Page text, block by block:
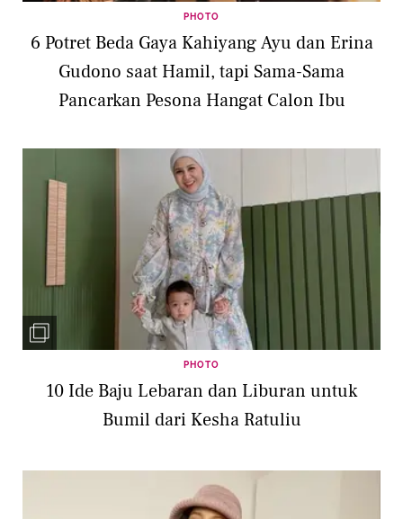
PHOTO
6 Potret Beda Gaya Kahiyang Ayu dan Erina
Gudono saat Hamil, tapi Sama-Sama
Pancarkan Pesona Hangat Calon Ibu
PHOTO
10 Ide Baju Lebaran dan Liburan untuk
Bumil dari Kesha Ratuliu